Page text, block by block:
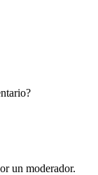
un moderador.